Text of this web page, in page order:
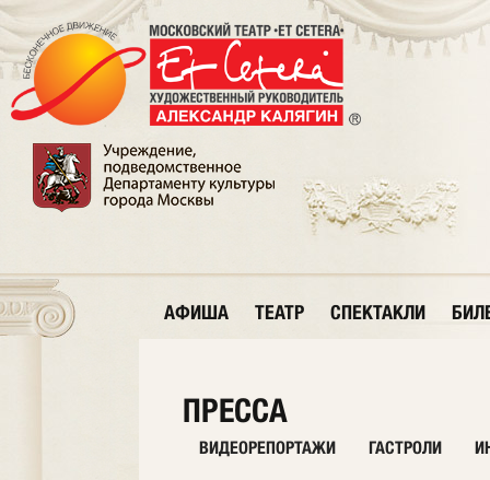
АФИША ТЕАТР СПЕКТАКЛИ
ПРЕССА
ВИДЕОРЕПОРТАЖИ ГАСТРОЛИ